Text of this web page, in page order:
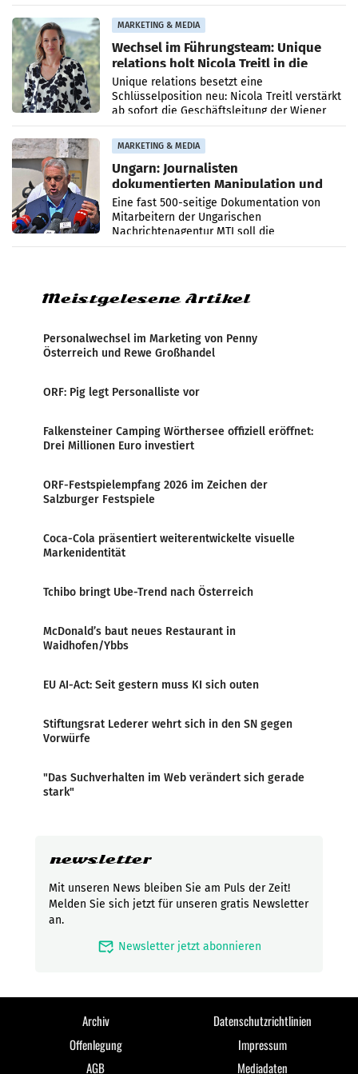
MARKETING & MEDIA
Wechsel im Führungsteam: Unique
relations holt Nicola Treitl in die
Geschäftsleitung
Unique relations besetzt eine
Schlüsselposition neu: Nicola Treitl verstärkt
ab sofort die Geschäftsleitung der Wiener
PR-Agentur an der Seite von Josef Kalina und
Anna Kalina-Mahr.
MARKETING & MEDIA
Ungarn: Journalisten
dokumentierten Manipulation und
Zensur
Eine fast 500-seitige Dokumentation von
Mitarbeitern der Ungarischen
Nachrichtenagentur MTI soll die
systematische Nachrichten-Manipulation und
Meistgelesene Artikel
Personalwechsel im Marketing von Penny
Österreich und Rewe Großhandel
ORF: Pig legt Personalliste vor
Falkensteiner Camping Wörthersee offiziell eröffnet:
Drei Millionen Euro investiert
ORF-Festspielempfang 2026 im Zeichen der
Salzburger Festspiele
Coca-Cola präsentiert weiterentwickelte visuelle
Markenidentität
Tchibo bringt Ube-Trend nach Österreich
McDonald’s baut neues Restaurant in
Waidhofen/Ybbs
EU AI-Act: Seit gestern muss KI sich outen
Stiftungsrat Lederer wehrt sich in den SN gegen
Vorwürfe
"Das Suchverhalten im Web verändert sich gerade
stark"
newsletter
Mit unseren News bleiben Sie am Puls der Zeit!
Melden Sie sich jetzt für unseren gratis Newsletter
an.
mark_email_read Newsletter jetzt abonnieren
Archiv
Datenschutzrichtlinien
Offenlegung
Impressum
AGB
Mediadaten